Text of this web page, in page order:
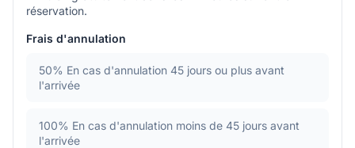
réservation.
Frais d'annulation
50% En cas d'annulation 45 jours ou plus avant
l'arrivée
100% En cas d'annulation moins de 45 jours avant
l'arrivée